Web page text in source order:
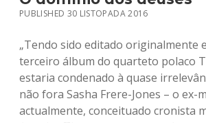
PUBLISHED 30 LISTOPADA 2016
„Tendo sido editado originalmente
terceiro álbum do quarteto polaco
estaria condenado à quase
não fora Sasha Frere-Jones – o ex-
actualmente, conceituado cronista